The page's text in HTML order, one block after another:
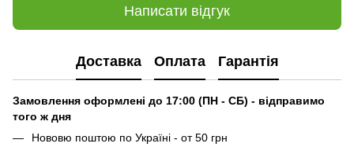
Написати відгук
Доставка Оплата Гарантія
Замовлення оформлені до 17:00 (ПН - СБ) - відправимо
того ж дня
Нововю поштою по Україні - от 50 грн